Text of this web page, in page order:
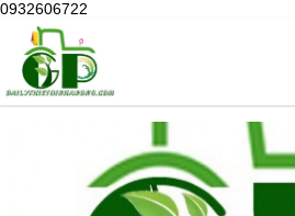
0932606722